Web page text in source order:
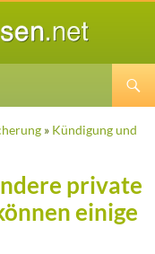
» Kündigung und
private
einige